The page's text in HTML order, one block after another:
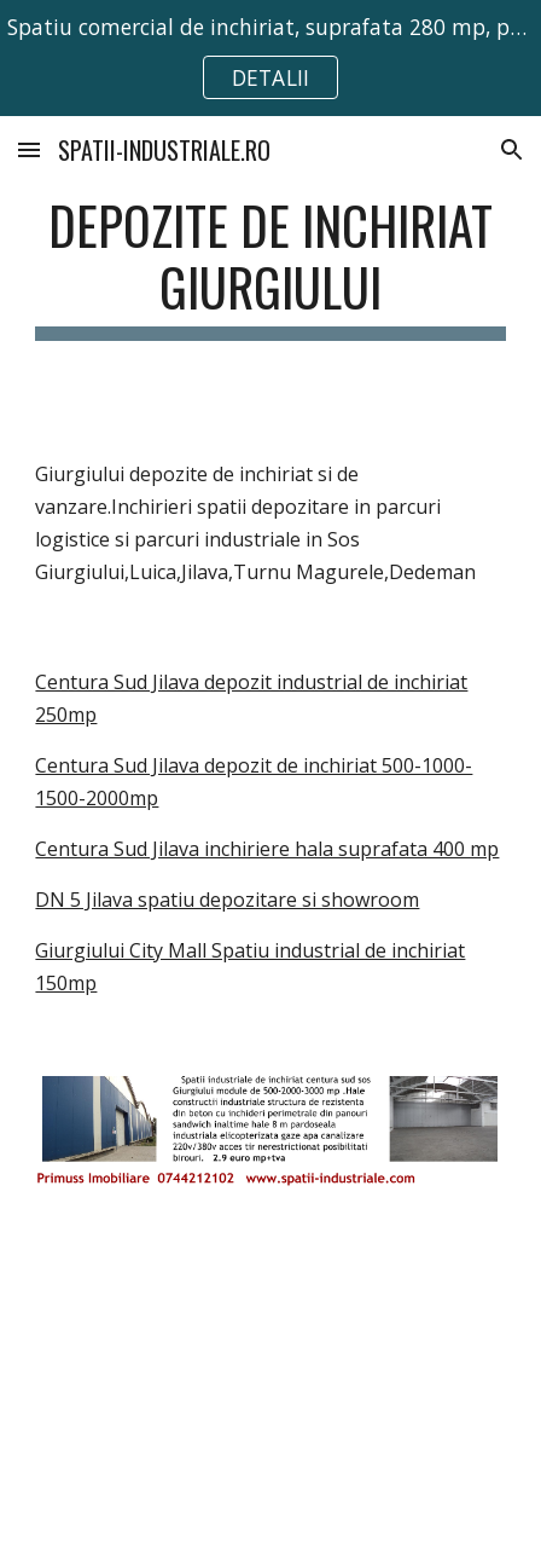
Skip to main content Skip to navigation
Spatiu comercial de inchiriat, suprafata 280 mp, pretabil pentru activitati comerciale, birouri sau depozitare.
DETALII
SPATII-INDUSTRIALE.RO
DEPOZITE DE INCHIRIAT
GIURGIULUI
Giurgiului depozite de inchiriat si de
vanzare.Inchirieri spatii depozitare in parcuri
logistice si parcuri industriale in Sos
Giurgiului,Luica,Jilava,Turnu Magurele,Dedeman
Centura Sud Jilava depozit industrial de inchiriat
250mp
Centura Sud Jilava depozit de inchiriat 500-1000-
1500-2000mp
Centura Sud Jilava inchiriere hala suprafata 400 mp
DN 5 Jilava spatiu depozitare si showroom
Giurgiului City Mall Spatiu industrial de inchiriat
150mp